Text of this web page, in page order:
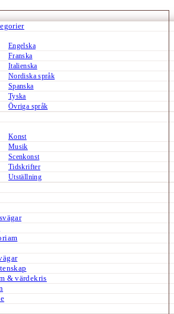
Engelska
Franska
Italienska
Nordiska språk
Spanska
Tyska
Övriga språk
Konst
Musik
Scenkonst
Tidskrifter
Utställning
& värdekris